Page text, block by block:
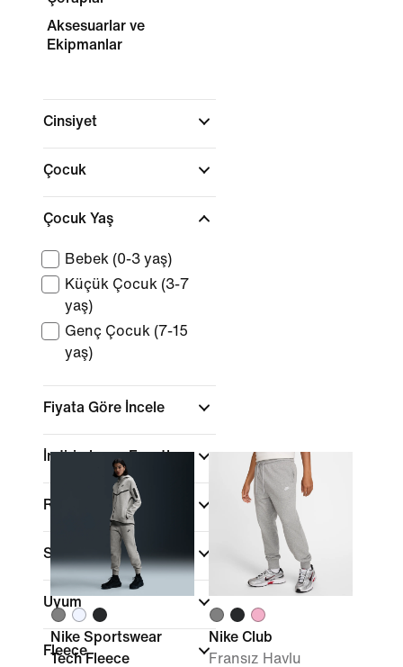
Aksesuarlar ve
Ekipmanlar
Cinsiyet
Çocuk
Çocuk Yaş
Bebek (0-3 yaş)
Küçük Çocuk (3-7
yaş)
Genç Çocuk (7-15
yaş)
Fiyata Göre İncele
İndirimler ve Fırsatlar
Renk
Spor
Uyum
Fleece
Nike Sportswear
Tech Fleece
Nike Club
Fransız Havlu